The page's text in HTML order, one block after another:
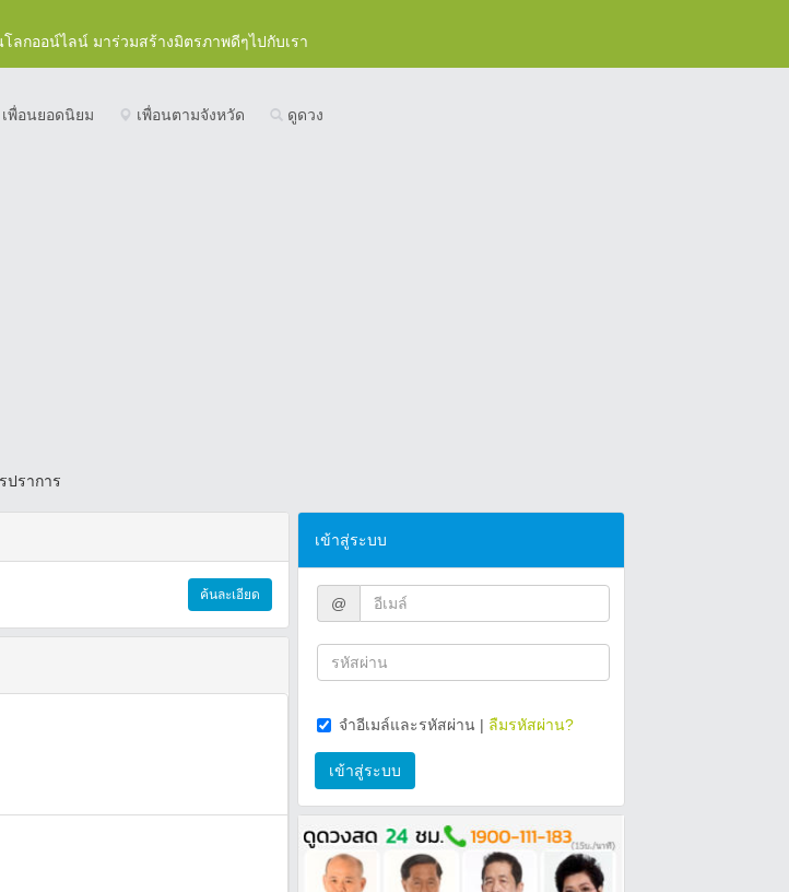
กออน์ไลน์ มาร่วมสร้างมิตรภาพดีๆไปกับเรา
เพื่อนยอดนิยม เพื่อนตามจังหวัด ดูดวง
ปราการ
ค้นละเอียด
เข้าสู่ระบบ
@
จำอีเมล์และรหัสผ่าน | ลืมรหัสผ่าน?
เข้าสู่ระบบ